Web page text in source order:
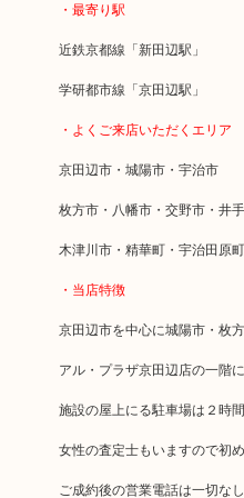
・最寄り駅
近鉄京都線「新田辺駅」
学研都市線「京田辺駅」
・よくご来店いただくエリア
京田辺市・城陽市・宇治市
枚方市・八幡市・交野市・井
木津川市・精華町・宇治田原町
・当店特徴
京田辺市を中心に城陽市・枚
アル・プラザ京田辺店の一階
施設の屋上にる駐車場は２時
女性の査定士もいますので初
ご成約後の営業電話は一切なし